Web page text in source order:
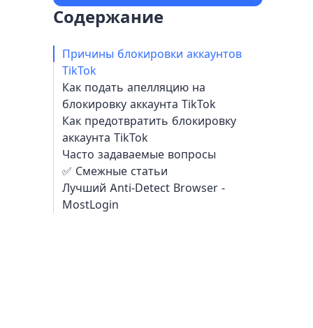
Содержание
Причины блокировки аккаунтов
TikTok
Как подать апелляцию на
блокировку аккаунта TikTok
Как предотвратить блокировку
аккаунта TikTok
Часто задаваемые вопросы
✅ Смежные статьи
Лучший Anti-Detect Browser -
MostLogin